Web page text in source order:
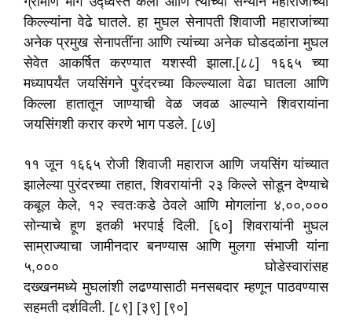
किल्ल्यांना वेढे घातले. हा मुघल सेनापती शिवाजी महाराजांच्या
अनेक प्रमुख सेनापतींना आणि त्यांच्या अनेक घोडदळांना मुघल
सेवेत आकर्षित करण्यात यशस्वी झाला.[८८] १६६५ च्या
मध्यापर्यंत जयसिंगने पुरंदरच्या किल्ल्याला वेढा घातला आणि
किल्ला हातातून जाण्याची वेळ जवळ आल्याने शिवरायांना
जयसिंगशी करार करणे भाग पडले. [८७]
११ जून १६६५ रोजी शिवाजी महाराज आणि जयसिंग यांच्यात
झालेल्या पुरंदरच्या तहात, शिवरायांनी २३ किल्ले सोडून देण्याचे
कबूल केले, १२ स्वतःकडे ठेवले आणि मोगलांना ४,००,०००
सोन्याचे हूण इतकी भरपाई दिली. [६०] शिवरायांनी मुघल
साम्राज्याचा जामीनदार बनण्यास आणि मुलगा संभाजी यांना
५,००० घोडेस्वारांसह
दख्खनमध्ये मुघलांशी लढण्यासाठी मनसबदार म्हणून पाठवण्यास
सहमती दर्शविली. [८९] [३९] [९०]